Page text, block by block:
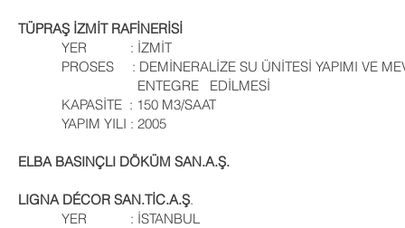
TÜPRAŞ İZMİT RAFİNERİSİ
YER : İZMİT
PROSES : DEMİNERALİZE SU ÜNİTESİ YAPIMI VE
ENTEGRE EDİLMESİ
KAPASİTE : 150 M3/SAAT
YAPIM YILI : 2005
ELBA BASINÇLI DÖKÜM SAN.A.Ş.
LIGNA DÉCOR SAN.TİC.A.Ş.
YER : İSTANBUL